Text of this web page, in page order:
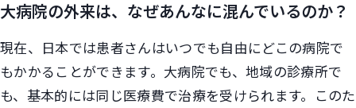
大病院の外来は、なぜあんなに混んでいるのか？
現在、日本では患者さんはいつでも自由にどこの病院で
もかかることができます。大病院でも、地域の診療所で
も、基本的には同じ医療費で治療を受けられます。このた